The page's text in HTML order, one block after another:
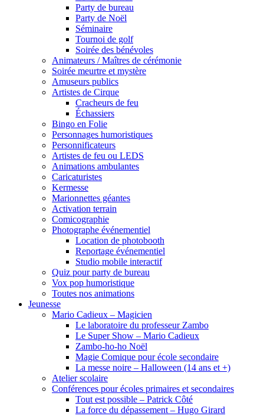
Party de bureau
Party de Noël
Séminaire
Tournoi de golf
Soirée des bénévoles
Animateurs / Maîtres de cérémonie
Soirée meurtre et mystère
Amuseurs publics
Artistes de Cirque
Cracheurs de feu
Échassiers
Bingo en Folie
Personnages humoristiques
Personnificateurs
Artistes de feu ou LEDS
Animations ambulantes
Caricaturistes
Kermesse
Marionnettes géantes
Activation terrain
Comicographie
Photographe événementiel
Location de photobooth
Reportage événementiel
Studio mobile interactif
Quiz pour party de bureau
Vox pop humoristique
Toutes nos animations
Jeunesse
Mario Cadieux – Magicien
Le laboratoire du professeur Zambo
Le Super Show – Mario Cadieux
Zambo-ho-ho Noël
Magie Comique pour école secondaire
La messe noire – Halloween (14 ans et +)
Atelier scolaire
Conférences pour écoles primaires et secondaires
Tout est possible – Patrick Côté
La force du dépassement – Hugo Girard